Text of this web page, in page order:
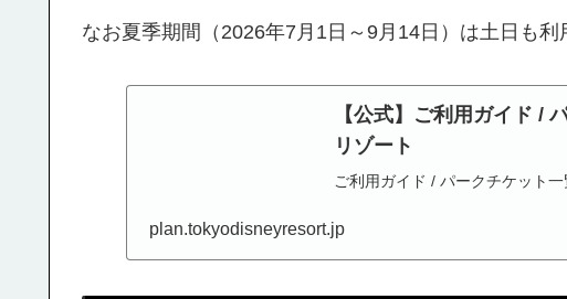
なお夏季期間（2026年7月1日～9月14日）は土日も利
【公式】ご利用ガイド /
リゾート
ご利用ガイド / パークチケット一
plan.tokyodisneyresort.jp